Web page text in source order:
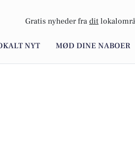
Gratis nyheder fra dit
NYT MØD DINE NABOER